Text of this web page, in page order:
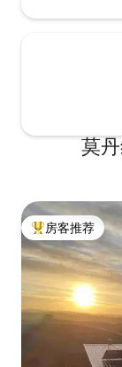
莫
热门「房客推荐
房客推荐